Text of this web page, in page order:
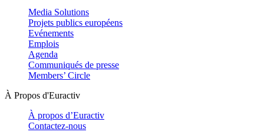
Media Solutions
Projets publics européens
Evénements
Emplois
Agenda
Communiqués de presse
Members’ Circle
À Propos d'Euractiv
À propos d’Euractiv
Contactez-nous